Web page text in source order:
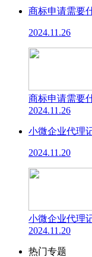
商标申请需要
2024.11.26
商标申请需要
2024.11.26
小微企业代理
2024.11.20
小微企业代理
2024.11.20
热门专题